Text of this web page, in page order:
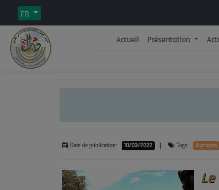
FR
Accueil Présentation
Date de publication: 10/03/2022 Tags: A propos